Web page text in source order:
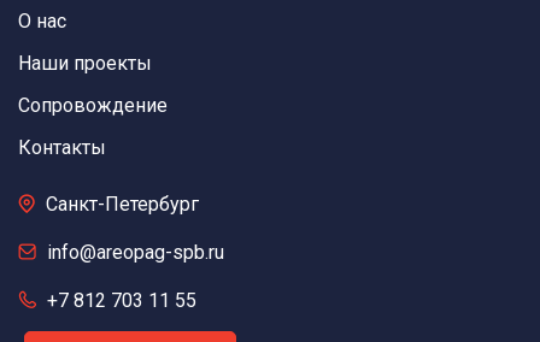
О нас
Наши проекты
Сопровождение
Контакты
Санкт-Петербург
info@areopag-spb.ru
+7 812 703 11 55